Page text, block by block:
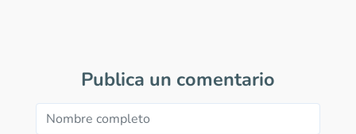
Publica un comentario